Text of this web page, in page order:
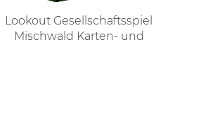
Lookout Gesellschaftsspiel
Mischwald Karten- und